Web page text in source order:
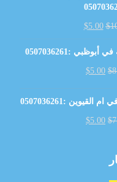
$
$5.00
:0507036261
$
$5.00
:0507036261
$
$5.00